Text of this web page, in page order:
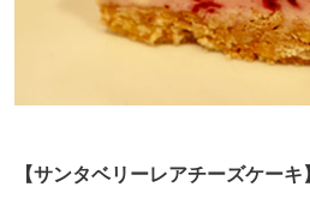
【サンタベリーレアチーズケーキ】